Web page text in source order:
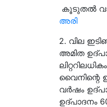
കൂടുതൽ
അരി
2. വില
അമിത
വൈനിന്റെ
വർഷം
ഉദ്പാദനം